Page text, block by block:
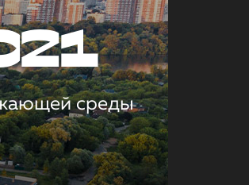
среды